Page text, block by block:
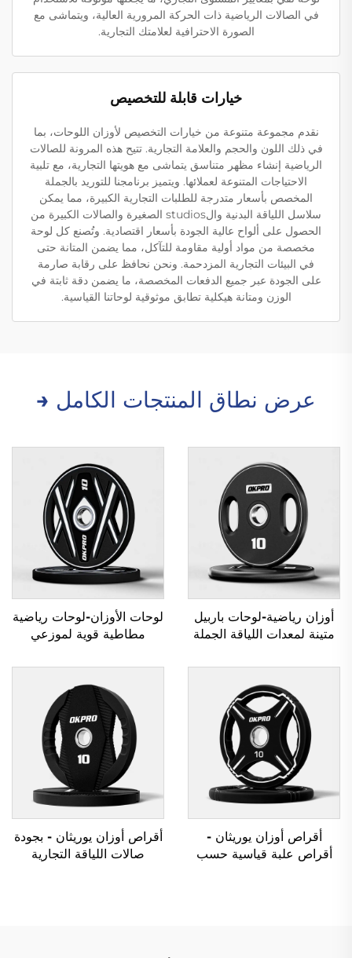
في الصالات الرياضية ذات الحركة المرورية العالية، ويتماشى مع
الصورة الاحترافية لعلامتك التجارية.
خيارات قابلة للتخصيص
نقدم مجموعة متنوعة من خيارات التخصيص لأوزان اللوحات، بما
في ذلك اللون والحجم والعلامة التجارية. تتيح هذه المرونة للصالات
الرياضية إنشاء مظهر متناسق يتماشى مع هويتها التجارية، مع تلبية
الاحتياجات المتنوعة لعملائها. ويتميز برنامجنا للتوريد بالجملة
المخصص بأسعار متدرجة للطلبات التجارية الكبيرة، مما يمكن
سلاسل اللياقة البدنية والstudios الصغيرة والصالات الكبيرة من
الحصول على ألواح عالية الجودة بأسعار اقتصادية. وتُصنع كل لوحة
مخصصة من مواد أولية مقاومة للتآكل، مما يضمن المتانة حتى
في البيئات التجارية المزدحمة. ونحن نحافظ على رقابة صارمة
على الجودة عبر جميع الدفعات المخصصة، ما يضمن دقة ثابتة في
الوزن ومتانة هيكلية تطابق موثوقية لوحاتنا القياسية.
عرض نطاق المنتجات الكامل →
أوزان رياضية-لوحات باربيل
متينة لمعدات اللياقة الجملة
لوحات الأوزان-لوحات رياضية
مطاطية قوية لموزعي
أقراص أوزان يوريثان -
أقراص علبة قياسية حسب
أقراص أوزان يوريثان - بجودة
صالات اللياقة التجارية